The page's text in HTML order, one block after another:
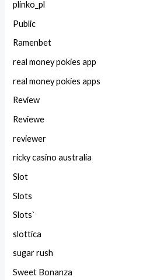
plinko_pl
Public
Ramenbet
real money pokies app
real money pokies apps
Review
Reviewe
reviewer
ricky casino australia
Slot
Slots
Slots`
slottica
sugar rush
Sweet Bonanza